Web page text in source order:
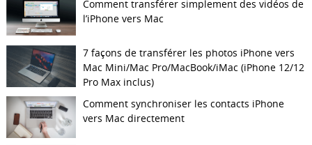
Comment transférer simplement des vidéos de
l’iPhone vers Mac
7 façons de transférer les photos iPhone vers
Mac Mini/Mac Pro/MacBook/iMac (iPhone 12/12
Pro Max inclus)
Comment synchroniser les contacts iPhone
vers Mac directement